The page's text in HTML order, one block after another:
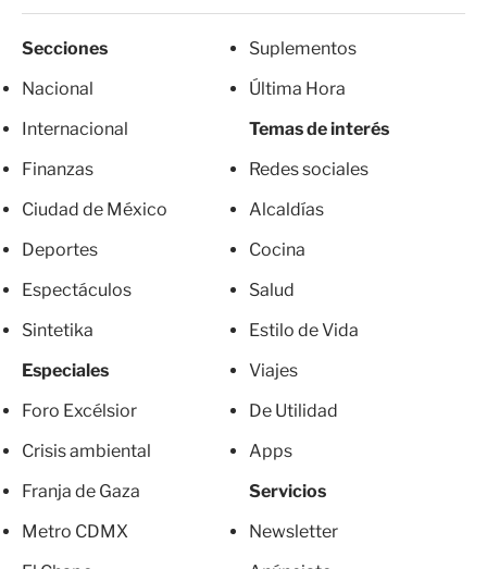
Secciones
Nacional
Internacional
Finanzas
Ciudad de México
Deportes
Espectáculos
Sintetika
Especiales
Foro Excélsior
Crisis ambiental
Franja de Gaza
Metro CDMX
Suplementos
Última Hora
Temas de interés
Redes sociales
Alcaldías
Cocina
Salud
Estilo de Vida
Viajes
De Utilidad
Apps
Servicios
Newsletter